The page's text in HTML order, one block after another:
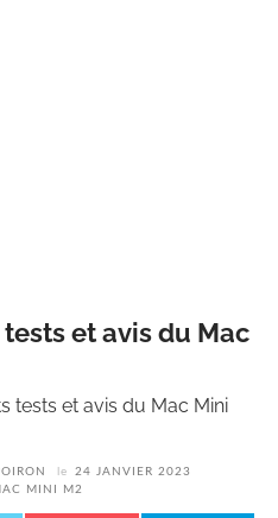
et avis du Mac
tests et avis du Mac Mini
le
24 JANVIER 2023
MINI M2